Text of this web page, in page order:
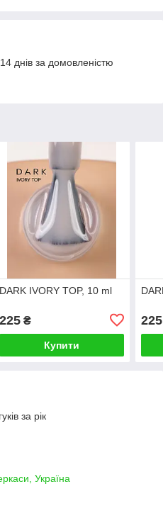
днів за домовленістю
DARK IVORY TOP, 10 ml
225₴
Купити
225
за рік
Україна